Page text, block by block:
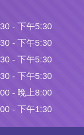
- 下午5:30
- 下午5:30
- 下午5:30
- 下午5:30
- 晚上8:00
- 下午1:30